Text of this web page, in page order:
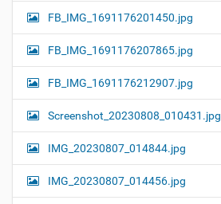
FB_IMG_1691176201450.jpg
FB_IMG_1691176207865.jpg
FB_IMG_1691176212907.jpg
Screenshot_20230808_010431.jpg
IMG_20230807_014844.jpg
IMG_20230807_014456.jpg